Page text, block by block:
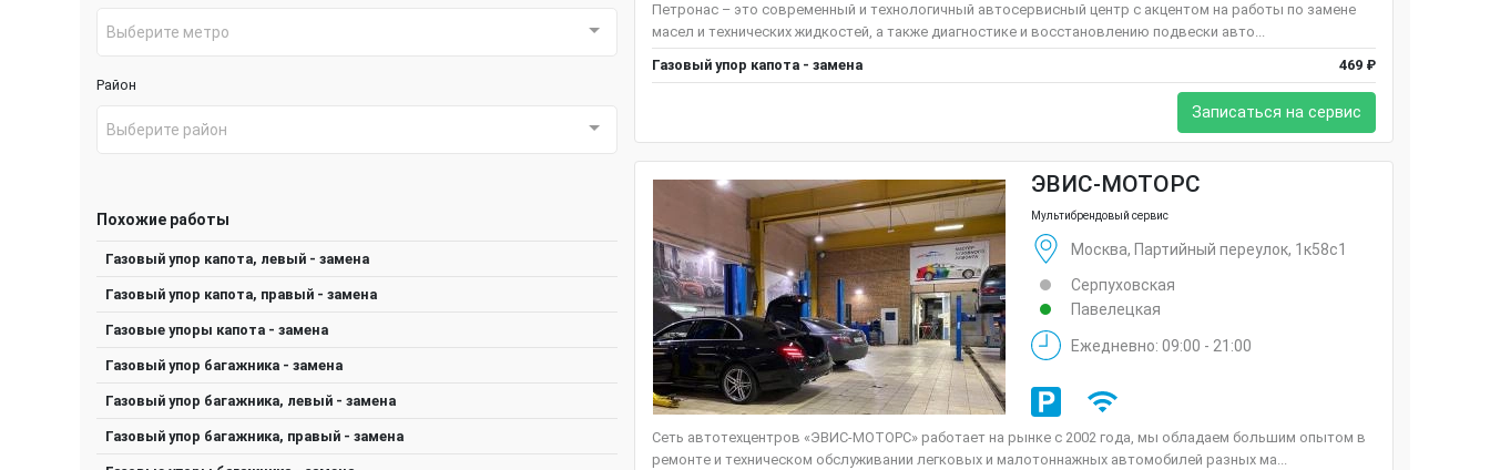
Выберите метро
Район
Выберите район
Похожие работы
Газовый упор капота, левый - замена
Газовый упор капота, правый - замена
Газовые упоры капота - замена
Газовый упор багажника - замена
Газовый упор багажника, левый - замена
Газовый упор багажника, правый - замена
Петронас – это современный и технологичный автосервисный центр с акцентом на работы по замене
масел и технических жидкостей, а также диагностике и восстановлению подвески авто...
Газовый упор капота - замена
469 ₽
Записаться на сервис
ЭВИС-МОТОРС
Мультибрендовый сервис
Москва, Партийный переулок, 1к58с1
Серпуховская
Павелецкая
Ежедневно: 09:00 - 21:00
Сеть автотехцентров «ЭВИС-МОТОРС» работает на рынке c 2002 года, мы обладаем большим опытом в
ремонте и техническом обслуживании легковых и малотоннажных автомобилей разных ма...